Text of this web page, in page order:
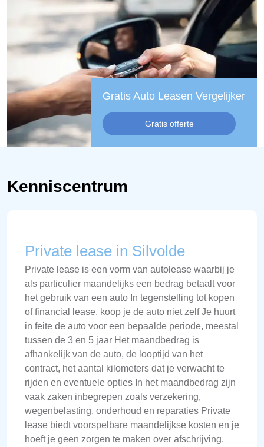
Gratis Auto Leasen Vergelijker
Gratis offerte
Kenniscentrum
Private lease in Silvolde
Private lease is een vorm van autolease waarbij je
als particulier maandelijks een bedrag betaalt voor
het gebruik van een auto In tegenstelling tot kopen
of financial lease, koop je de auto niet zelf Je huurt
in feite de auto voor een bepaalde periode, meestal
tussen de 3 en 5 jaar Het maandbedrag is
afhankelijk van de auto, de looptijd van het
contract, het aantal kilometers dat je verwacht te
rijden en eventuele opties In het maandbedrag zijn
vaak zaken inbegrepen zoals verzekering,
wegenbelasting, onderhoud en reparaties Private
lease biedt voorspelbare maandelijkse kosten en je
hoeft je geen zorgen te maken over afschrijving,